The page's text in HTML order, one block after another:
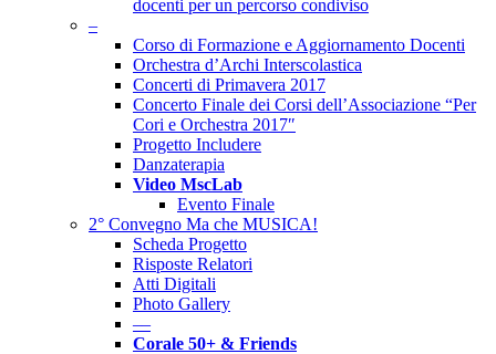
docenti per un percorso condiviso
–
Corso di Formazione e Aggiornamento Docenti
Orchestra d’Archi Interscolastica
Concerti di Primavera 2017
Concerto Finale dei Corsi dell’Associazione “Per
Cori e Orchestra 2017″
Progetto Includere
Danzaterapia
Video MscLab
Evento Finale
2° Convegno Ma che MUSICA!
Scheda Progetto
Risposte Relatori
Atti Digitali
Photo Gallery
––
Corale 50+ & Friends